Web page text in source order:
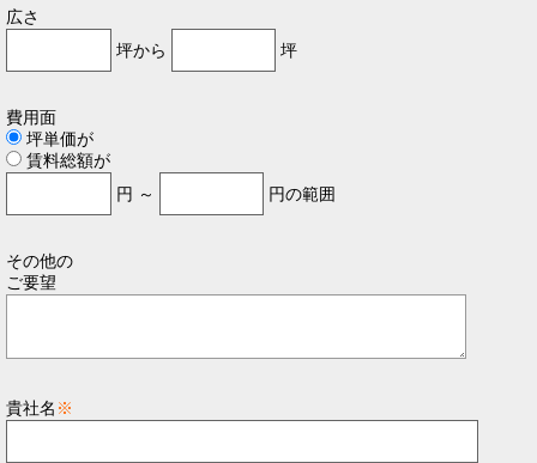
広さ
坪から
坪
費用面
坪単価が
賃料総額が
円 ～
円の範囲
その他の
ご要望
貴社名 ※